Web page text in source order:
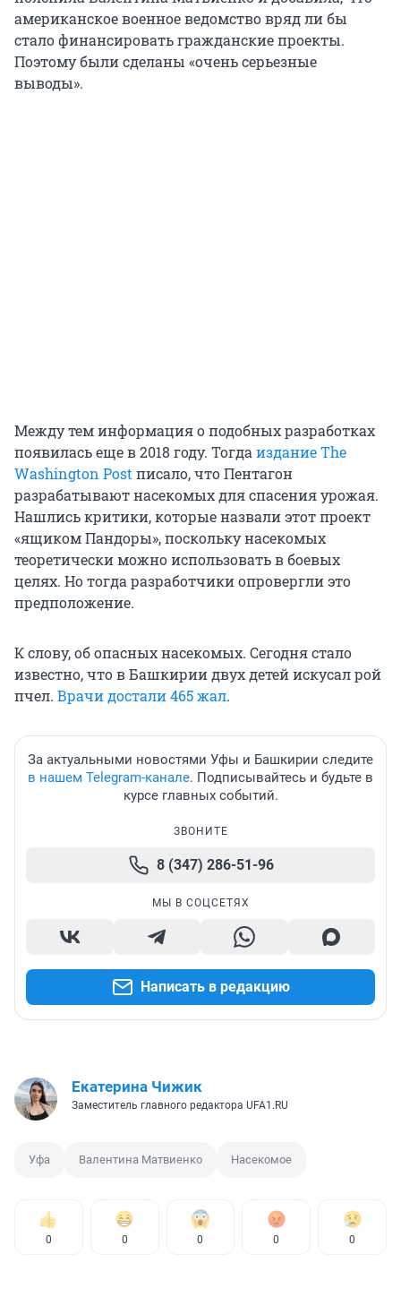
американское военное ведомство вряд ли бы
стало финансировать гражданские проекты.
Поэтому были сделаны «очень серьезные
выводы».
Между тем информация о подобных разработках
появилась еще в 2018 году. Тогдаиздание The
Washington Postписало, что Пентагон
разрабатывают насекомых для спасения урожая.
Нашлись критики, которые назвали этот проект
«ящиком Пандоры», поскольку насекомых
теоретически можно использовать в боевых
целях. Но тогда разработчики опровергли это
предположение.
К слову, об опасных насекомых. Сегодня стало
известно, что в Башкирии двух детей искусал рой
пчел. Врачи достали 465 жал.
За актуальными новостями Уфы и Башкирии следите
в нашем Telegram-канале. Подписывайтесь и будьте в
курсе главных событий.
ЗВОНИТЕ
8 (347) 286-51-96
МЫ В СОЦСЕТЯХ
Написать в редакцию
Екатерина Чижик
Заместитель главного редактора UFA1.RU
Уфа Валентина Матвиенко Насекомое
0 0 0 0 0